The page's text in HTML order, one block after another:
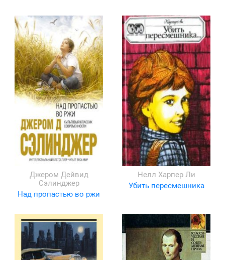
Джером Дейвид
Сэлинджер
Над пропастью во ржи
Нелл Харпер Ли
Убить пересмешника